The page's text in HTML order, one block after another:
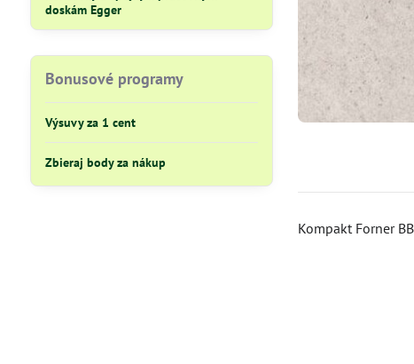
Kompakt Forner
doskám Egger
Bonusové programy
Výsuvy za 1 cent
Zbieraj body za nákup